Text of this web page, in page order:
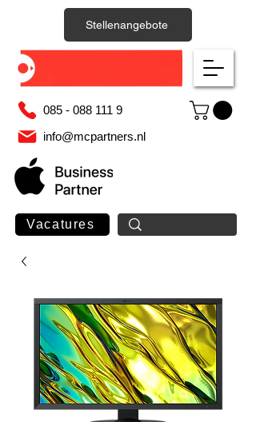
085 - 088 111 9
info@mcpartners.nl
Vacatures
Stellenangebote